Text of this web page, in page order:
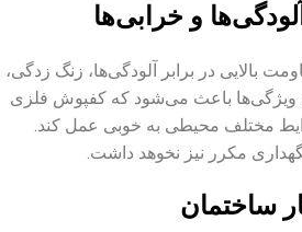
و خرابی‌ها
بالایی در برابر آلودگی‌ها، زنگ ‌زدگی،
ویژگی‌ها باعث می‌شود که کفپوش فلزی
مختلف محیطی به خوبی عمل کند.
مکرر نیز نخوهد داشت.
ساختمان